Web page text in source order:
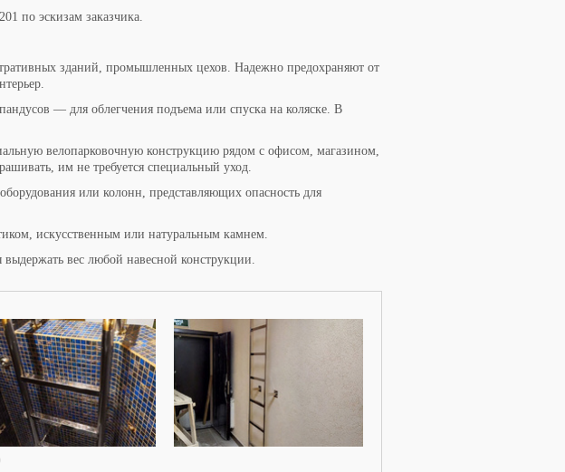
по эскизам заказчика.
зданий, промышленных цехов. Надежно предохраняют от
— для облегчения подъема или спуска на коляске. В
велопарковочную конструкцию рядом с офисом, магазином,
им не требуется специальный уход.
или колонн, представляющих опасность для
искусственным или натуральным камнем.
вес любой навесной конструкции.